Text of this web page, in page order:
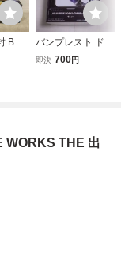
BAN
ドラ
バンプレスト ドラ
ゴンボールZ SOLI
即決 700円
WORKS THE 出